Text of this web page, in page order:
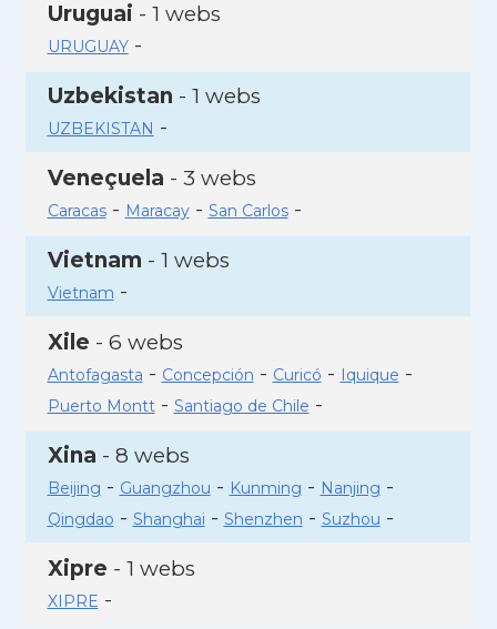
Uruguai - 1 webs
URUGUAY-
Uzbekistan - 1 webs
UZBEKISTAN -
Veneçuela - 3 webs
Caracas- Maracay- San Carlos-
Vietnam - 1 webs
Vietnam -
Xile - 6 webs
Antofagasta - Concepción - Curicó - Iquique -
Puerto Montt- Santiago de Chile -
Xina - 8 webs
Beijing - Guangzhou - Kunming - Nanjing -
Qingdao - Shanghai - Shenzhen - Suzhou -
Xipre - 1 webs
XIPRE -